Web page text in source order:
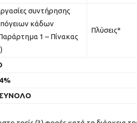
συντήρησης
κάδων
1 – Πίνακας
Πλύσεις*
ΣΥΝΟΛΟ